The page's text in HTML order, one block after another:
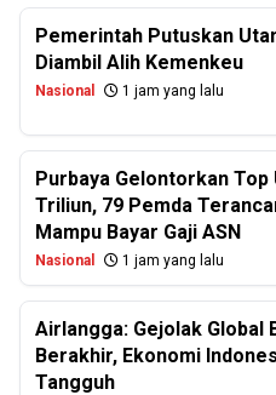
Pemerintah Putuskan
Diambil Alih Kemenkeu
Nasional 1 jam yang lalu
Purbaya Gelontorkan Top
Triliun, 79 Pemda
Mampu Bayar Gaji ASN
Nasional 1 jam yang lalu
Airlangga: Gejolak Global
Berakhir, Ekonomi
Tangguh